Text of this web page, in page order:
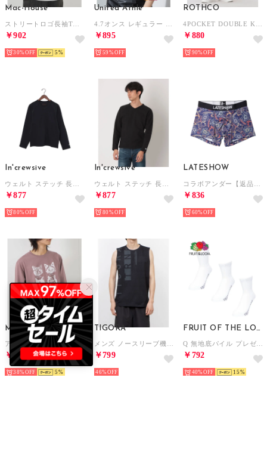
Mac-House
￥902
30% 5
United Athle
￥895
59%
ROTHCO
￥880
90%
In'crewsive
￥877
80%
In'crewsive
￥877
80%
LATESHOW
￥836
60%
Mac-House
アニマルプリント長袖Tシャツ （ピンクパープル）
￥790
38% 5
TIGORA
￥799
46%
FRUIT OF THE LOOM
￥792
40% 15